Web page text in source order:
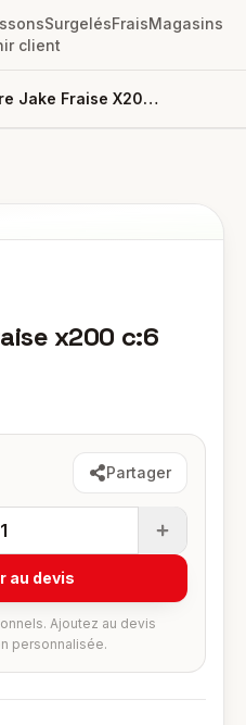
SurgelésFraisMagasins
client
Ceinture Jake Fraise X200 C:6
x200 c:6
Partager
1
au devis
Ajoutez au devis
personnalisée.